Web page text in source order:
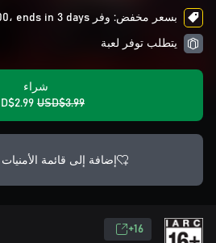
بسعر مخفض: وفر USD$1.00، ends in 3 days
يتطلب توفر لعبة
شراء
USD$3.99
إضافة إلى قائمة الأمنيات
16+